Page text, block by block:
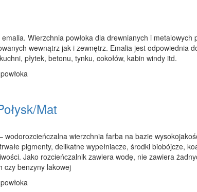
Wierzchnia powłoka dla drewnianych i metalowych
wewnątrz jak i zewnętrz. Emalia jest odpowiednia
płytek, betonu, tynku, cokołów, kabin windy itd.
Mat
wodorozcieńczalna wierzchnia farba na bazie
pigmenty, delikatne wypełniacze, środki biobójcze,
Jako rozcieńczalnik zawiera wodę, nie zawiera
czy benzyny lakowej